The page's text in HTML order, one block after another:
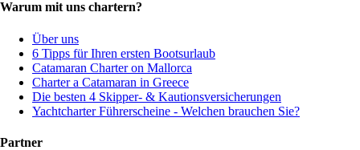
Warum mit uns chartern?
Über uns
6 Tipps für Ihren ersten Bootsurlaub
Catamaran Charter on Mallorca
Charter a Catamaran in Greece
Die besten 4 Skipper- & Kautionsversicherungen
Yachtcharter Führerscheine - Welchen brauchen Sie?
Partner